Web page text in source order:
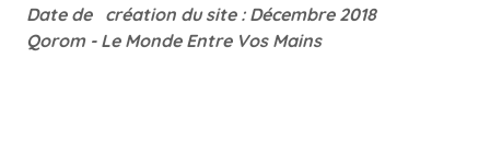
Date de création du site : Décembre 2018
Qorom - Le Monde Entre Vos Mains